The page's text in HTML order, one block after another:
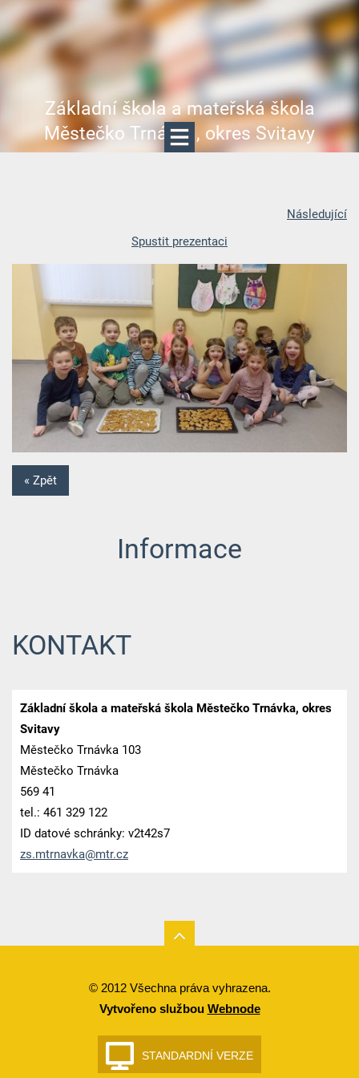
Základní škola a mateřská škola
Městečko Trnávka, okres Svitavy
Následující
Spustit prezentaci
« Zpět
Informace
KONTAKT
Základní škola a mateřská škola Městečko Trnávka, okres
Svitavy
Městečko Trnávka 103
Městečko Trnávka
569 41
tel.: 461 329 122
ID datové schránky: v2t42s7
zs.mtrnavka@mtr.cz
© 2012 Všechna práva vyhrazena.
Vytvořeno službou Webnode
STANDARDNÍ VERZE